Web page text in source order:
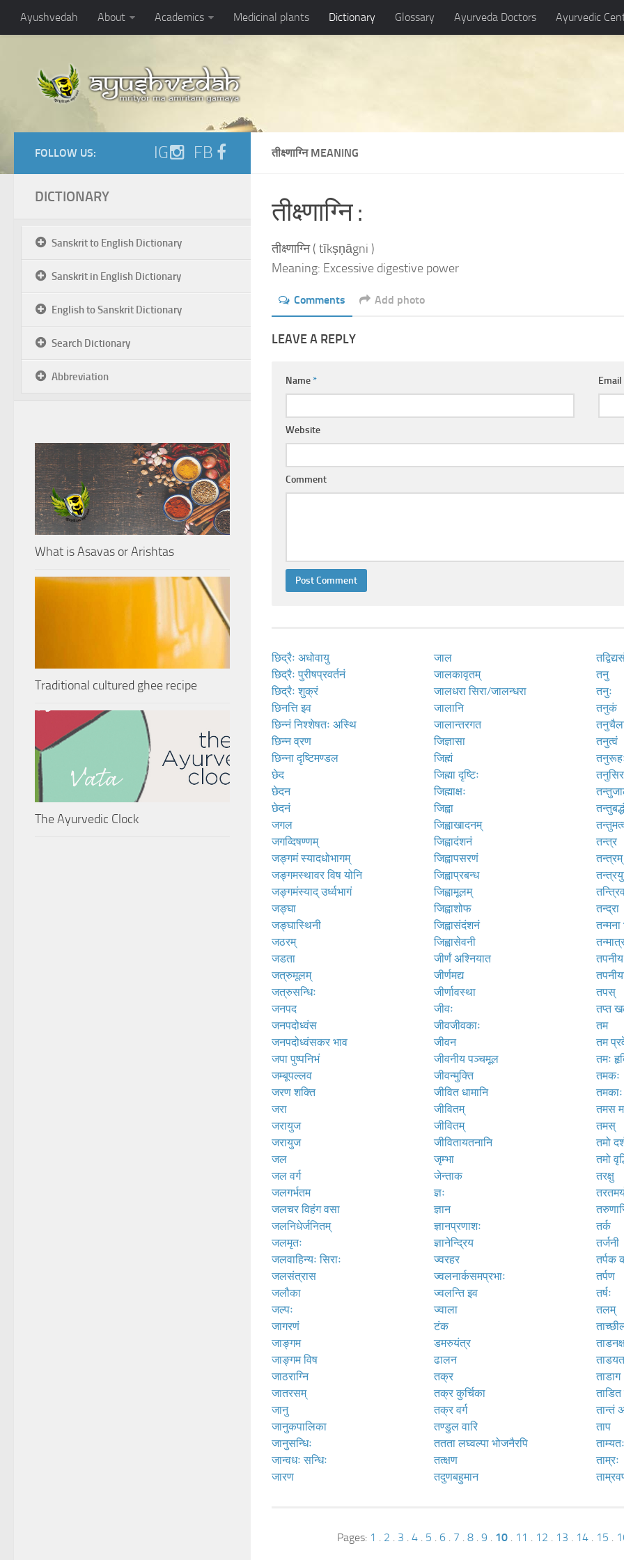
Ayushvedah About Academics Medicinal plants Dictionary Glossary Ayurveda Doctors Ayurvedic
तीक्ष्णाग्नि MEANING
तीक्ष्णाग्नि :
तीक्ष्णाग्नि ( tīkṣṇāgni )
Meaning: Excessive digestive power
Comments Add photo
LEAVE A REPLY
Name* Email
Website
Comment
छिद्रैः अधोवायु
छिद्रैः पुरीषप्रवर्तनं
छिद्रैः शुक्रं
छिनत्ति इव
छिन्नं निश्शेषतः अस्थि
छिन्न व्रण
छिन्ना दृष्टिमण्डल
छेद
छेदन
छेदनं
जगल
जगव्दिषण्णम्
जङ्गमं स्यादधोभागम्
जङ्गमस्थावर विष योनि
जङ्गमंस्याद् उर्ध्वभागं
जङ्घा
जङ्घास्थिनी
जठरम्
जडता
जत्रुमूलम्
जत्रुसन्धिः
जनपद
जनपदोध्वंस
जनपदोध्वंसकर भाव
जपा पुष्पनिभं
जम्बूपल्लव
जरण शक्ति
जरा
जरायुज
जरायुज
जल
जल वर्ग
जलगर्भतम
जलचर विहंग वसा
जलनिधेर्जनितम्
जलमृतः
जलवाहिन्यः सिराः
जलसंत्रास
जलौका
जल्पः
जागरणं
जाङ्गम
जाङ्गम विष
जाठराग्नि
जातरसम्
जानु
जानुकपालिका
जानुसन्धिः
जान्वधः सन्धिः
जारण
जाल
जालकावृतम्
जालधरा सिरा/जालन्धरा
जालानि
जालान्तरगत
जिज्ञासा
जिह्मं
जिह्मा दृष्टिः
जिह्माक्षः
जिह्वा
जिह्वाखादनम्
जिह्वादंशनं
जिह्वापसरणं
जिह्वाप्रबन्ध
जिह्वामूलम्
जिह्वाशोफ
जिह्वासंदंशनं
जिह्वासेवनी
जीर्णं अश्नियात
जीर्णमद्य
जीर्णावस्था
जीवः
जीवजीवकाः
जीवन
जीवनीय पञ्चमूल
जीवन्मुक्ति
जीवित धामानि
जीवितम्
जीवितम्
जीवितायतनानि
जृम्भा
जेन्ताक
ज्ञः
ज्ञान
ज्ञानप्रणाशः
ज्ञानेन्द्रिय
ज्वरहर
ज्वलनार्कसमप्रभाः
ज्वलन्ति इव
ज्वाला
टंक
डमरुयंत्र
ढालन
तक्र
तक्र कुर्चिका
तक्र वर्ग
तण्डुल वारि
ततता लघ्वल्पा भोजनैरपि
तत्क्षण
तदुणबहुमान
तनु
तनुः
तनुकं
तनुत्वं
तन्त्र
तन्त्रम्
तन्द्रा
तपनीय
तपस्
तप्त
तम
तम
तमः
तमकः
तमकाः
तमस
तमस्
तमो
तमो
तरक्षु
तर्क
तर्जनी
तर्पक
तर्पण
तर्षः
तलम्
ताडाग
तान्तं
ताप
ताम्रः
Pages: 1 . 2 . 3 . 4 . 5 . 6 . 7 . 8 . 9 . 10 . 11 . 12 . 13 . 14 . 15 .
FOLLOW US: IG FB
DICTIONARY
Sanskrit to English Dictionary
Sanskrit in English Dictionary
English to Sanskrit Dictionary
Search Dictionary
Abbreviation
What is Asavas or Arishtas
Traditional cultured ghee recipe
The Ayurvedic Clock